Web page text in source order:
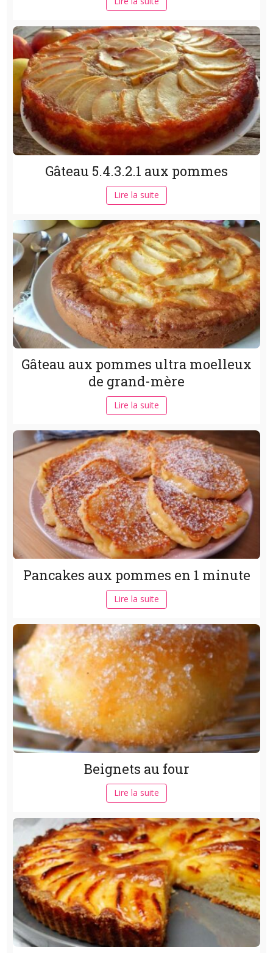
Gâteau 5.4.3.2.1 aux pommes
Lire la suite
Gâteau aux pommes ultra moelleux
de grand-mère
Lire la suite
Pancakes aux pommes en 1 minute
Lire la suite
Beignets au four
Lire la suite